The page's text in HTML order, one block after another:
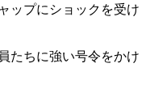
ップにショックを受け
たちに強い号令をかけ